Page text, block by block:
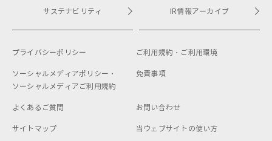
サステナビリティ IR情報アーカイブ
プライバシーポリシー ご利用規約・ ご利用環境
ソーシャルメディアポリシー・
ソーシャルメディアご利用規約
免責事項
よくあるご質問 お問い合わせ
サイトマップ 当ウェブサイトの使い方